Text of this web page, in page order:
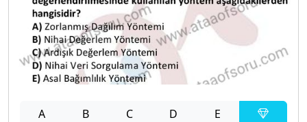
A B C D E